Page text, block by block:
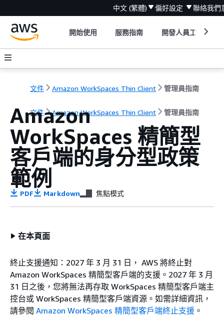
中文 (繁體) 偏好設定 聯絡我們
開始使用 服務指南 開發人員工具
文件 Amazon WorkSpaces Thin Client 管理員指南
文件 Amazon WorkSpaces Thin Client 管理員指南
Amazon
WorkSpaces 精簡型
客戶端的身分型政策
範例
PDF Markdown 焦點模式
在本頁面
終止支援通知：2027 年 3 月 31 日， AWS 將終止對
Amazon WorkSpaces 精簡型客戶端的支援。2027 年 3 月
31 日之後，您將無法再存取 WorkSpaces 精簡型客戶端主
控台或 WorkSpaces 精簡型客戶端資源。如需詳細資訊，
請參閱 Amazon WorkSpaces 精簡型客戶端終止支援 。